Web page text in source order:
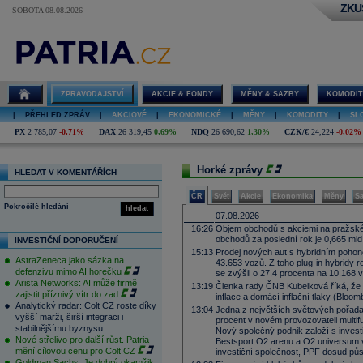
SOBOTA 08.08.2026
zpravodajství,
finanční trhy,
papíry,
investice
ZPRAVODAJSTVÍ AKCIE & FONDY MĚNY & SAZBY
PŘEHLED ZPRÁV AKCIOVÉ EKONOMICKÉ MĚNY KOMODITY
PX 2 785,07 -0,71% DAX 26 319,45 0,69% NDQ 26 690,62 1,30% CZK/€ 24,224 -0,02%
HLEDAT V KOMENTÁŘÍCH
hledat
Pokročilé hledání
INVESTIČNÍ DOPORUČENÍ
AstraZeneca jako sázka na
defenzivu mimo AI horečku
Arista Networks: AI může firmě
zajistit příznivý vítr do zad
Analytický radar: Colt CZ roste díky
vyšší marži, širší integraci i
stabilnějšímu byznysu
Nové střelivo pro další růst. Patria
mění cílovou cenu pro Colt CZ
Horké zprávy
ČR Svět Akcie Ekonomika Měny
07.08.2026
16:26 Objem obchodů s akciemi na
obchodů za poslední rok je 0,665
15:13 Prodej nových aut s hybridním
43.653 vozů. Z toho plug-in hybridy
se zvýšil o 27,4 procenta na 10.168
13:19 Členka rady ČNB Kubelková říká,
inflace a domácí inflační tlaky
13:04 Jedna z největších světových
procent v novém provozovateli
Nový společný podnik založí s
Bestsport O2 arenu a O2
investiční společnost, PPF dosud